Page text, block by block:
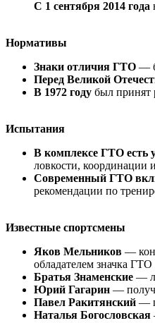
С 1 сентября 2014 года
Нормативы
Знаки отличия ГТО —
Перед Великой
В 1972 году был принят
Испытания
В комплексе ГТО есть
ловкости, координации
Современный ГТО
рекомендации по
Известные спортсмены
Яков Мельников —
обладателем значка
Братья Знаменские —
Юрий Гагарин —
Павел Ракитянский —
Наталья Богословская